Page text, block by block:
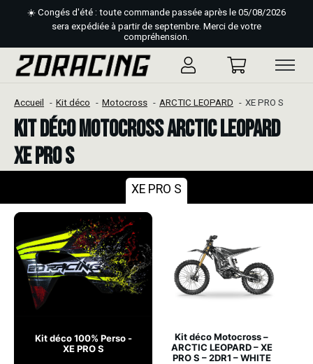
☀️ Congés d'été : toute commande passée après le 05/08/2026
sera expédiée à partir de septembre. Merci de votre
compréhension.
Accueil Kit déco Motocross ARCTIC LEOPARD XE PRO S
Kit déco Motocross ARCTIC LEOPARD
XE PRO S
XE PRO S
Kit déco 100% Perso -
XE PRO S
Kit déco Motocross –
ARCTIC LEOPARD – XE
PRO S – 2DR1 – WHITE